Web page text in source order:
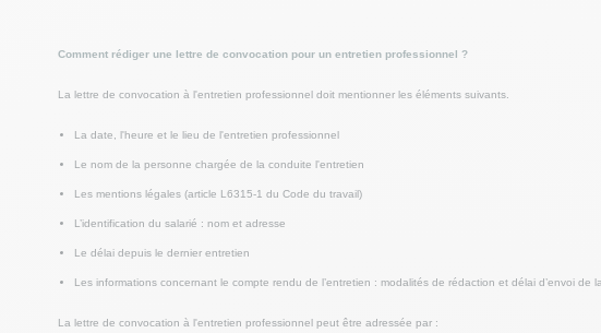
Comment rédiger une lettre de convocation pour un entretien professionnel ?
La lettre de convocation à l'entretien professionnel doit mentionner les éléments suivants.
La date, l'heure et le lieu de l'entretien professionnel
Le nom de la personne chargée de la conduite l'entretien
Les mentions légales (article L6315-1 du Code du travail)
L’identification du salarié : nom et adresse
Le délai depuis le dernier entretien
Les informations concernant le compte rendu de l’entretien : modalités de rédaction et délai d’envoi de
La lettre de convocation à l'entretien professionnel peut être adressée par :